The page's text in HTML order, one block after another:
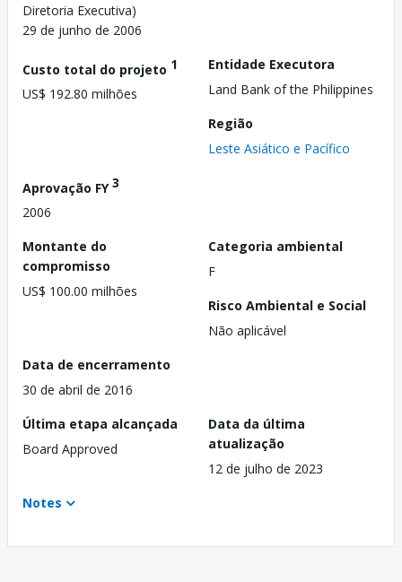
Diretoria Executiva)
29 de junho de 2006
Custo total do projeto 1
US$ 192.80 milhões
Entidade Executora
Land Bank of the Philippines
Região
Leste Asiático e Pacífico
Aprovação FY3
2006
Montante do
compromisso
US$ 100.00 milhões
Categoria ambiental
F
Risco Ambiental e Social
Não aplicável
Data de encerramento
30 de abril de 2016
Última etapa alcançada
Board Approved
Data da última
atualização
12 de julho de 2023
Notes